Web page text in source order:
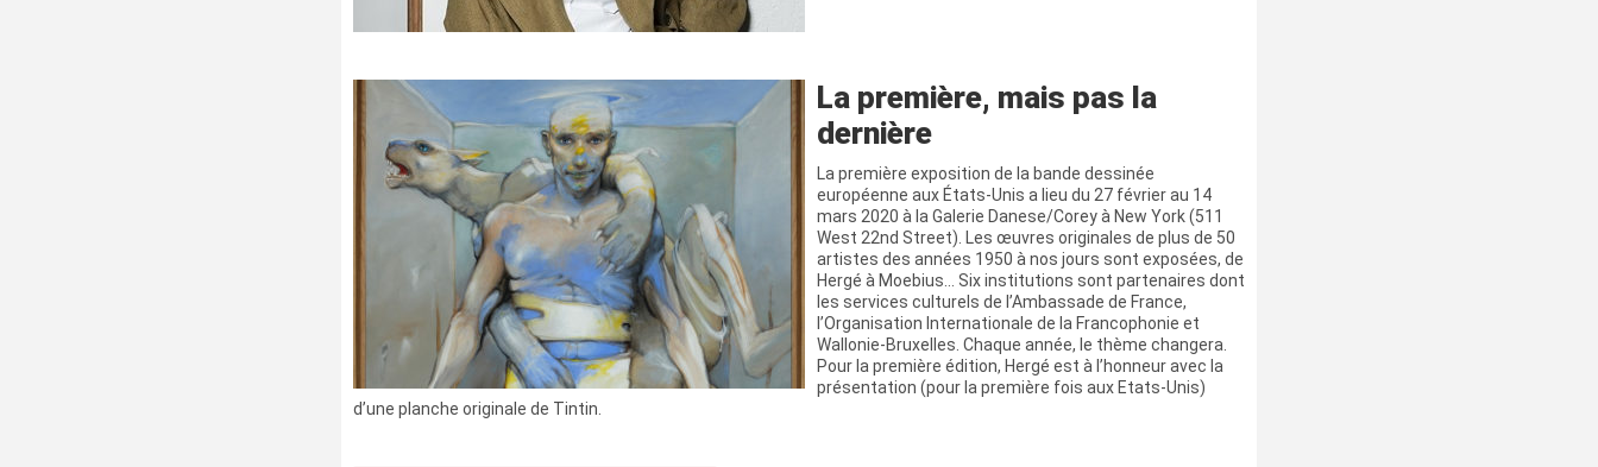
La première, mais pas la
dernière
La première exposition de la bande dessinée
européenne aux États-Unis a lieu du 27 février au 14
mars 2020 à la Galerie Danese/Corey à New York (511
West 22nd Street). Les œuvres originales de plus de 50
artistes des années 1950 à nos jours sont exposées, de
Hergé à Moebius… Six institutions sont partenaires dont
les services culturels de l’Ambassade de France,
l’Organisation Internationale de la Francophonie et
Wallonie-Bruxelles. Chaque année, le thème changera.
Pour la première édition, Hergé est à l’honneur avec la
présentation (pour la première fois aux Etats-Unis)
d’une planche originale de Tintin.